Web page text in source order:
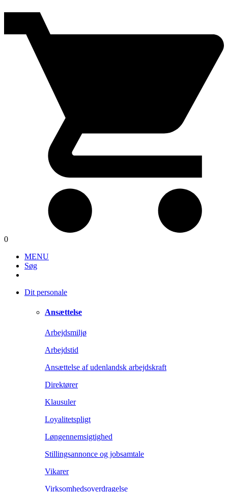
0
MENU
Søg
Dit personale
Ansættelse
Arbejdsmiljø
Arbejdstid
Ansættelse af udenlandsk arbejdskraft
Direktører
Klausuler
Loyalitetspligt
Løngennemsigtighed
Stillingsannonce og jobsamtale
Vikarer
Virksomhedsoverdragelse